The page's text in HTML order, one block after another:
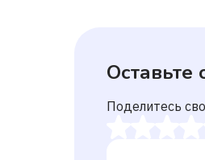
Оставьте
Поделитесь